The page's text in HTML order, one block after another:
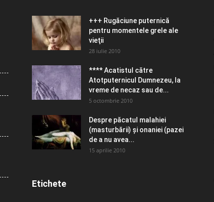
+++ Rugăciune puternică
pentru momentele grele ale
vieţii
28 iulie 2010
**** Acatistul către
Atotputernicul Dumnezeu, la
vreme de necaz sau de...
5 octombrie 2010
Despre păcatul malahiei
(masturbării) şi onaniei (pazei
de a nu avea...
15 aprilie 2010
Etichete